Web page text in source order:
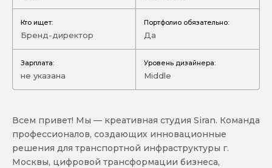
Кто ищет:
Бренд-директор
Портфолио обязательно:
Да
Зарплата:
не указана
Уровень дизайнера:
Middle
Всем привет! Мы — креативная студия Siran. Команда
профессионалов, создающих инновационные
решения для транспортной инфраструктуры г.
Москвы, цифровой трансформации бизнеса,